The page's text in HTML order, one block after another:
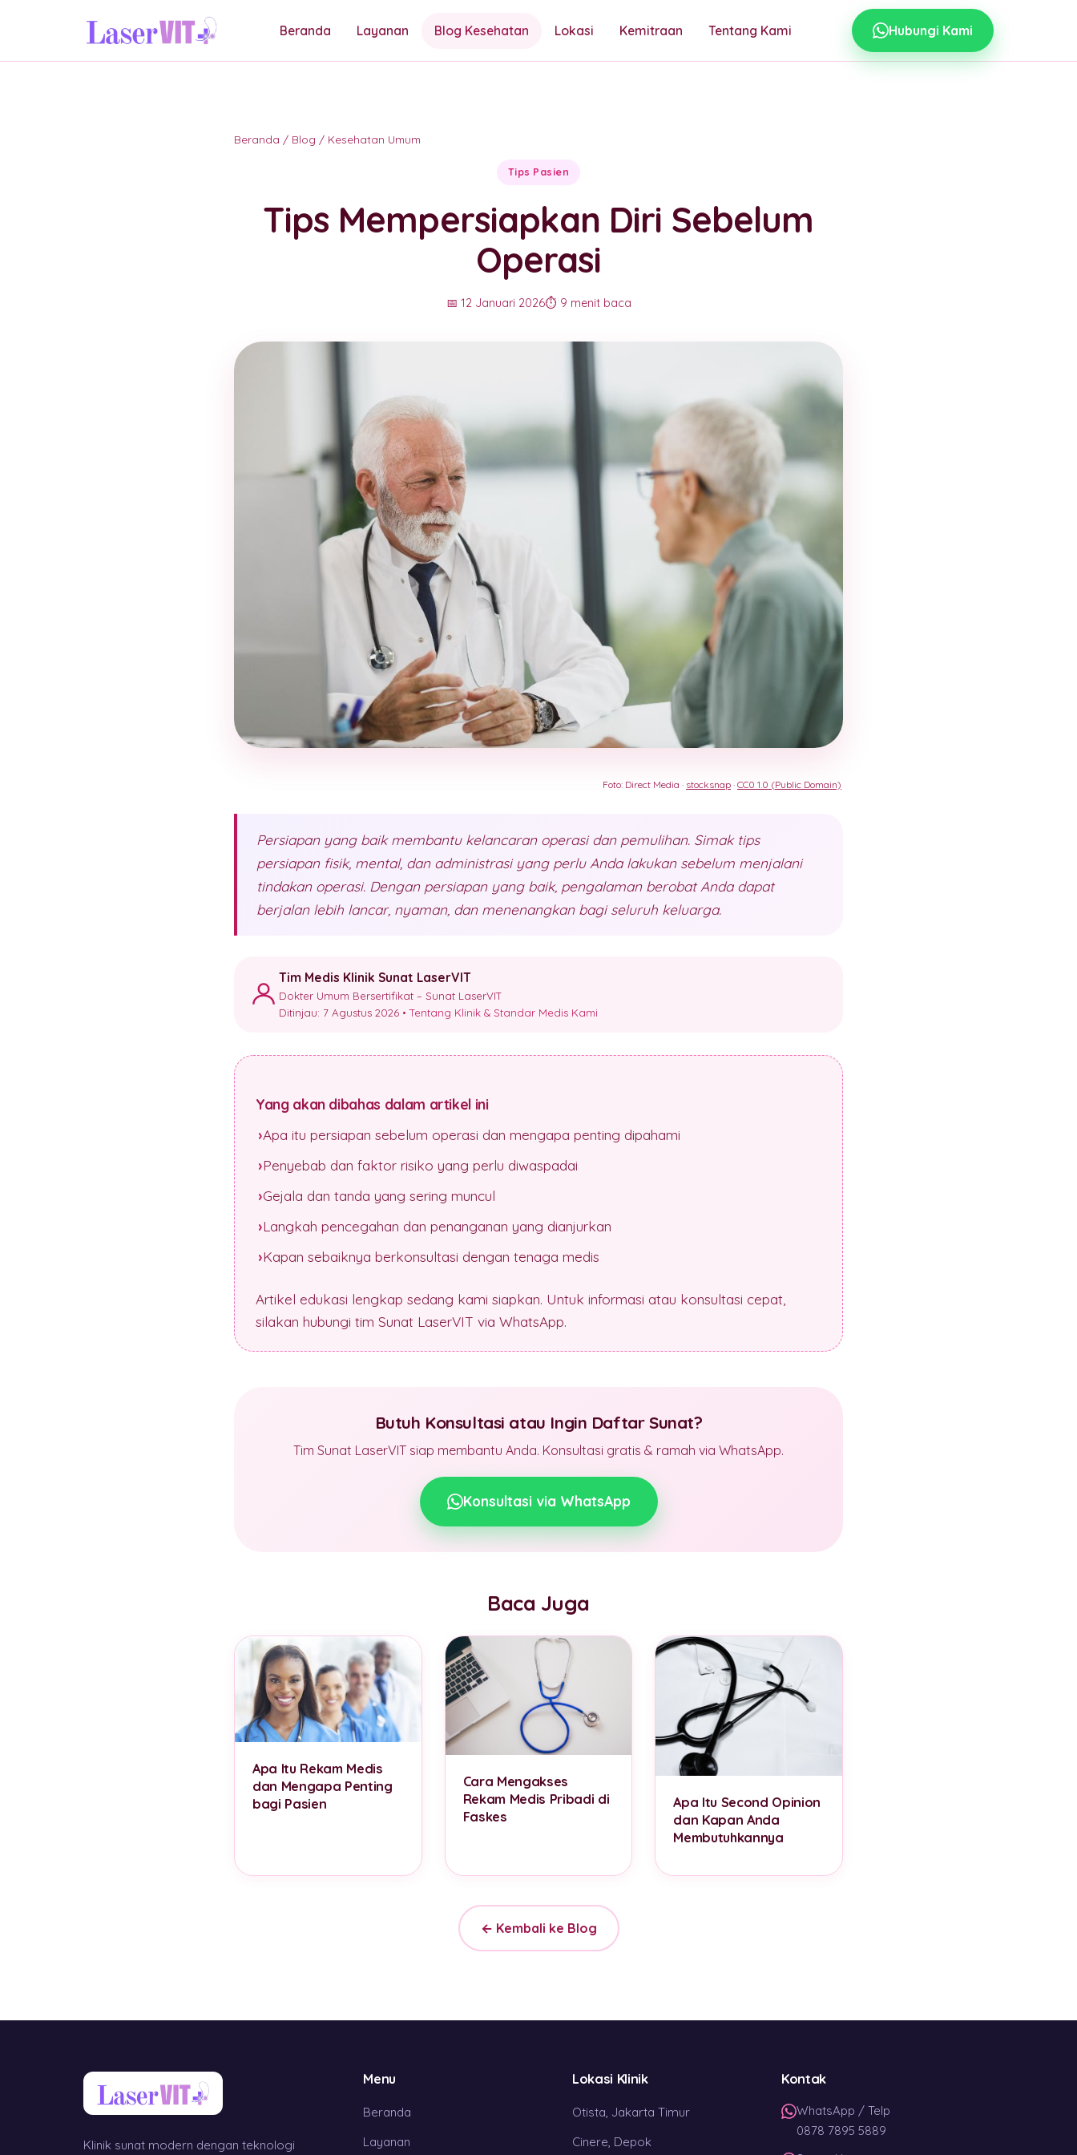
Beranda Layanan Blog Kesehatan Lokasi Kemitraan Tentang Kami Hubungi Kami
Beranda / Blog / Kesehatan Umum
Tips Pasien
Tips Mempersiapkan Diri Sebelum
Operasi
📅 12 Januari 2026⏱️ 9 menit baca
Foto: Direct Media · stocksnap · CC0 1.0 (Public Domain)
Persiapan yang baik membantu kelancaran operasi dan pemulihan. Simak tips
persiapan fisik, mental, dan administrasi yang perlu Anda lakukan sebelum menjalani
tindakan operasi. Dengan persiapan yang baik, pengalaman berobat Anda dapat
berjalan lebih lancar, nyaman, dan menenangkan bagi seluruh keluarga.
Tim Medis Klinik Sunat LaserVIT
Dokter Umum Bersertifikat – Sunat LaserVIT
Ditinjau: 7 Agustus 2026 •Tentang Klinik & Standar Medis Kami
Yang akan dibahas dalam artikel ini
Apa itu persiapan sebelum operasi dan mengapa penting dipahami
Penyebab dan faktor risiko yang perlu diwaspadai
Gejala dan tanda yang sering muncul
Langkah pencegahan dan penanganan yang dianjurkan
Kapan sebaiknya berkonsultasi dengan tenaga medis
Artikel edukasi lengkap sedang kami siapkan. Untuk informasi atau konsultasi cepat,
silakan hubungi tim Sunat LaserVIT via WhatsApp.
Butuh Konsultasi atau Ingin Daftar Sunat?
Tim Sunat LaserVIT siap membantu Anda. Konsultasi gratis & ramah via WhatsApp.
Konsultasi via WhatsApp
Baca Juga
Apa Itu Rekam Medis
dan Mengapa Penting
bagi Pasien
Cara Mengakses
Rekam Medis Pribadi di
Faskes
Apa Itu Second Opinion
dan Kapan Anda
Membutuhkannya
← Kembali ke Blog
Klinik sunat modern dengan teknologi
Menu
Beranda
Layanan
Lokasi Klinik
Otista, Jakarta Timur
Cinere, Depok
Kontak
WhatsApp / Telp
0878 7895 5889